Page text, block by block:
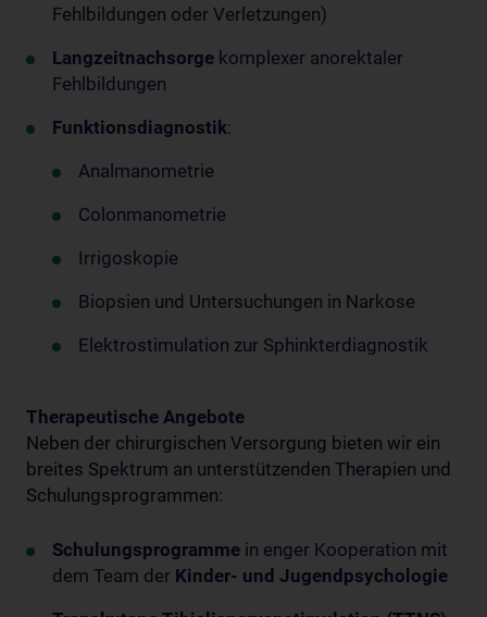
Fehlbildungen oder Verletzungen)
Langzeitnachsorge komplexer anorektaler
Fehlbildungen
Funktionsdiagnostik:
Analmanometrie
Colonmanometrie
Irrigoskopie
Biopsien und Untersuchungen in Narkose
Elektrostimulation zur Sphinkterdiagnostik
Therapeutische Angebote
Neben der chirurgischen Versorgung bieten wir ein
breites Spektrum an unterstützenden Therapien und
Schulungsprogrammen:
Schulungsprogramme in enger Kooperation mit
dem Team der Kinder- und Jugendpsychologie